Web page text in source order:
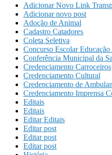
Adicionar Novo Link
Adicionar novo post
Adoção de Animal
Cadastro Catadores
Coleta Seletiva
Concurso Escolar
Conferência Municipal da
Credenciamento Carroceiros
Credenciamento Cultural
Credenciamento de
Credenciamento Imprensa
Editais
Editais
Editar Editais
Editar post
Editar post
Editar post